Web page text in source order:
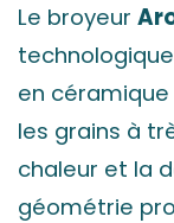
Le broyeur
en
les grains à
chaleur et la
géométrie